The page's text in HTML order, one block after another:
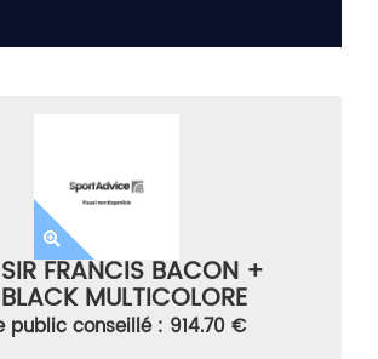
SIR FRANCIS BACON +
BLACK MULTICOLORE
public conseillé : 914.70 €